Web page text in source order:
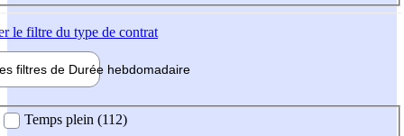
le filtre du type de contrat
filtres de Durée hebdomadaire
Temps plein (112)